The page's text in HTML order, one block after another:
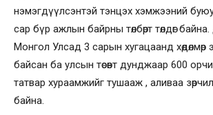
нэмэгдүүлсэнтэй тэнцэх хэмжээний буюу
сар бүр ажлын байрны төлбөрт төлдөг
Монгол Улсад 3 сарын хугацаанд хөдөлмөр
байсан ба улсын төсөвт дунджаар 600 орчим
татвар хураамжийг тушааж , аливаа
байна.